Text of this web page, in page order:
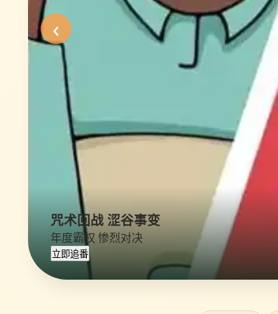
咒术回战 涩谷事变
年度霸权 惨烈对决
立即追番
‹